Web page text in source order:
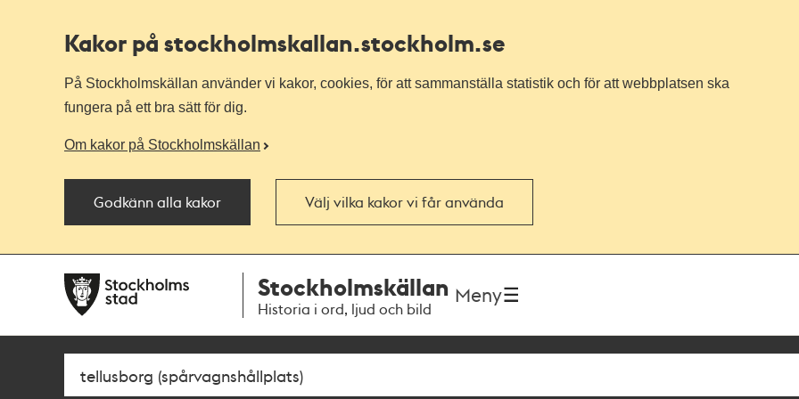
Kakor på stockholmskallan.stockholm.se
På Stockholmskällan använder vi kakor, cookies, för att sammanställa statistik och för att webbplatsen ska
fungera på ett bra sätt för dig.
Om kakor på Stockholmskällan
Godkänn alla kakor Välj vilka kakor vi får använda
navigationen
huvudinnehållet
Stockholmskällan
Historia i ord, ljud och bild
Meny
Sök